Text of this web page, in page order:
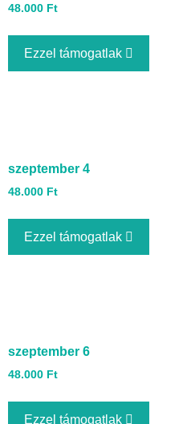
48.000 Ft
Ezzel támogatlak
szeptember 4
48.000 Ft
Ezzel támogatlak
szeptember 6
48.000 Ft
Ezzel támogatlak